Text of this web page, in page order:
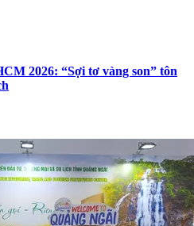
2026: “Sợi tơ vàng son” tôn